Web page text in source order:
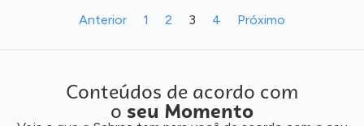
Anterior 1 2 3 4 Próximo
Conteúdos de acordo com
o seu Momento